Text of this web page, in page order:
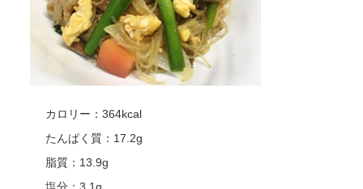
カロリー：364kcal
たんぱく質：17.2g
脂質：13.9g
塩分：3.1g